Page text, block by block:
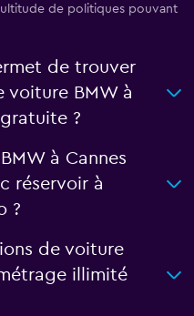
de politiques pouvant
de trouver
voiture BMW à
?
à Cannes
réservoir à
?
de voiture
illimité